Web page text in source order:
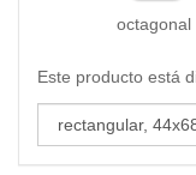
octagonal
Este producto está